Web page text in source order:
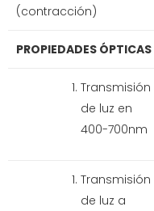
(contracción)
PROPIEDADES ÓPTICAS
Transmisión
de luz en
400-700nm
Transmisión
de luz a